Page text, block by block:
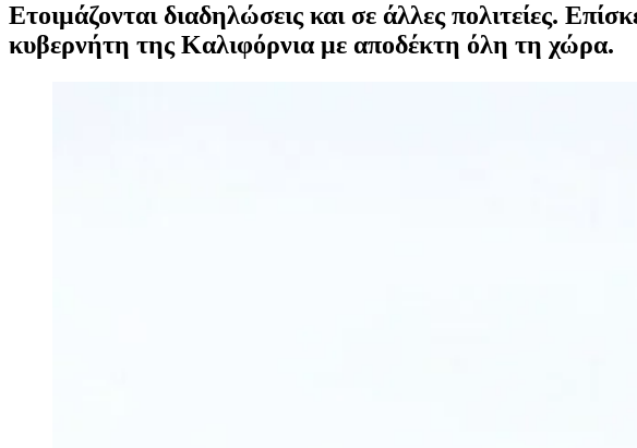
Ετοιμάζονται διαδηλώσεις και σε άλλες πολιτείες.
κυβερνήτη της Καλιφόρνια με αποδέκτη όλη τη χώρα.